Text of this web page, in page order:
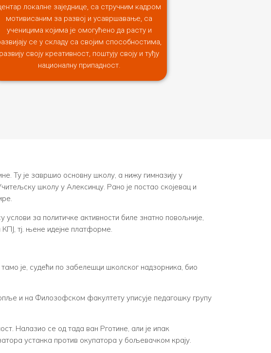
локалне заједнице, са стручним кадром
мотивисаним за развој и усавршавање, са
ученицима којима је омогућено да расту и
се у складу са својим способностима,
развију своју креативност, поштују своју и туђу
националну припадност.
Ту је завршио основну школу, а нижу гимназију у
школу у Алексинцу. Рано је постао скојевац и
за политичке активности биле знатно повољније,
тј. њене идејне платформе.
је, судећи по забелешци школског надзорника, био
и на Филозофском факултету уписује педагошку групу
Налазио се од тада ван Рготине, али је ипак
устанка против окупатора у бољевачком крају.